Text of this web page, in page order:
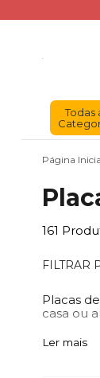
Todas
Página
161
FILTRAR
Placas
casa ou
Ler mais